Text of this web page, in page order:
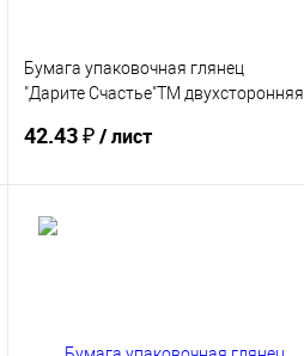
Бумага упаковочная глянец
"Дарите Счастье"ТМ двухсторонняя
42.43 ₽/ лист